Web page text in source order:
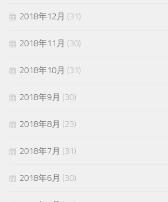
2018年12月 (31)
2018年11月 (30)
2018年10月 (31)
2018年9月 (30)
2018年8月 (23)
2018年7月 (31)
2018年6月 (30)